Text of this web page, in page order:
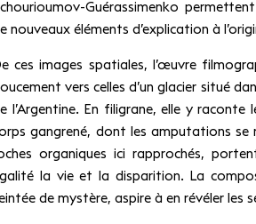
Guérassimenko permettent
nouveaux éléments d’explication à
ces images spatiales, l’œuvre
vers celles d’un glacier situé
l’Argentine. En filigrane, elle y
gangrené, dont les amputations se
organiques ici rapprochés,
la vie et la disparition. La
de mystère, aspire à en révéler les